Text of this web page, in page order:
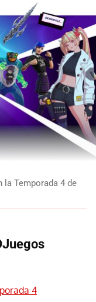
la Temporada 4 de
4